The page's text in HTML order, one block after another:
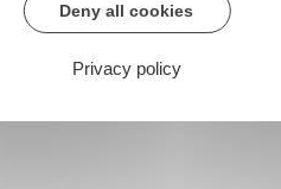
Deny all cookies
Privacy policy